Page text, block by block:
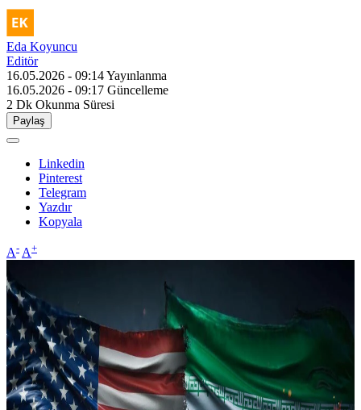
Eda Koyuncu
Editör
16.05.2026 - 09:14Yayınlanma
16.05.2026 - 09:17 Güncelleme
2 Dk Okunma Süresi
Paylaş
Linkedin
Pinterest
Telegram
Yazdır
Kopyala
A- A+